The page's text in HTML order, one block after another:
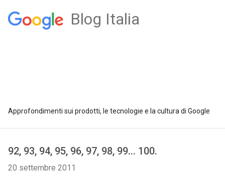
Blog Italia
Approfondimenti sui prodotti, le tecnologie e la cultura di Google
92, 93, 94, 95, 96, 97, 98, 99... 100.
20 settembre 2011